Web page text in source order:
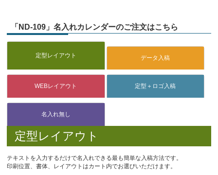
「ND-109」名入れカレンダーのご注文はこちら
定型レイアウト
テキストを入力するだけで名入れできる最も簡単な入稿方法です。
印刷位置、書体、レイアウトはカート内でお選びいただけます。